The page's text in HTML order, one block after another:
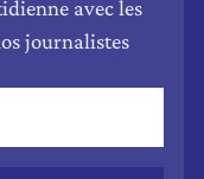
avec les
journalistes